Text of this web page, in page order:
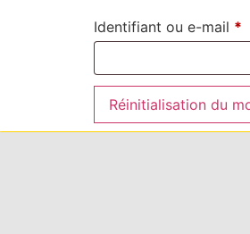
Identifiant ou e-mail *
Réinitialisation du